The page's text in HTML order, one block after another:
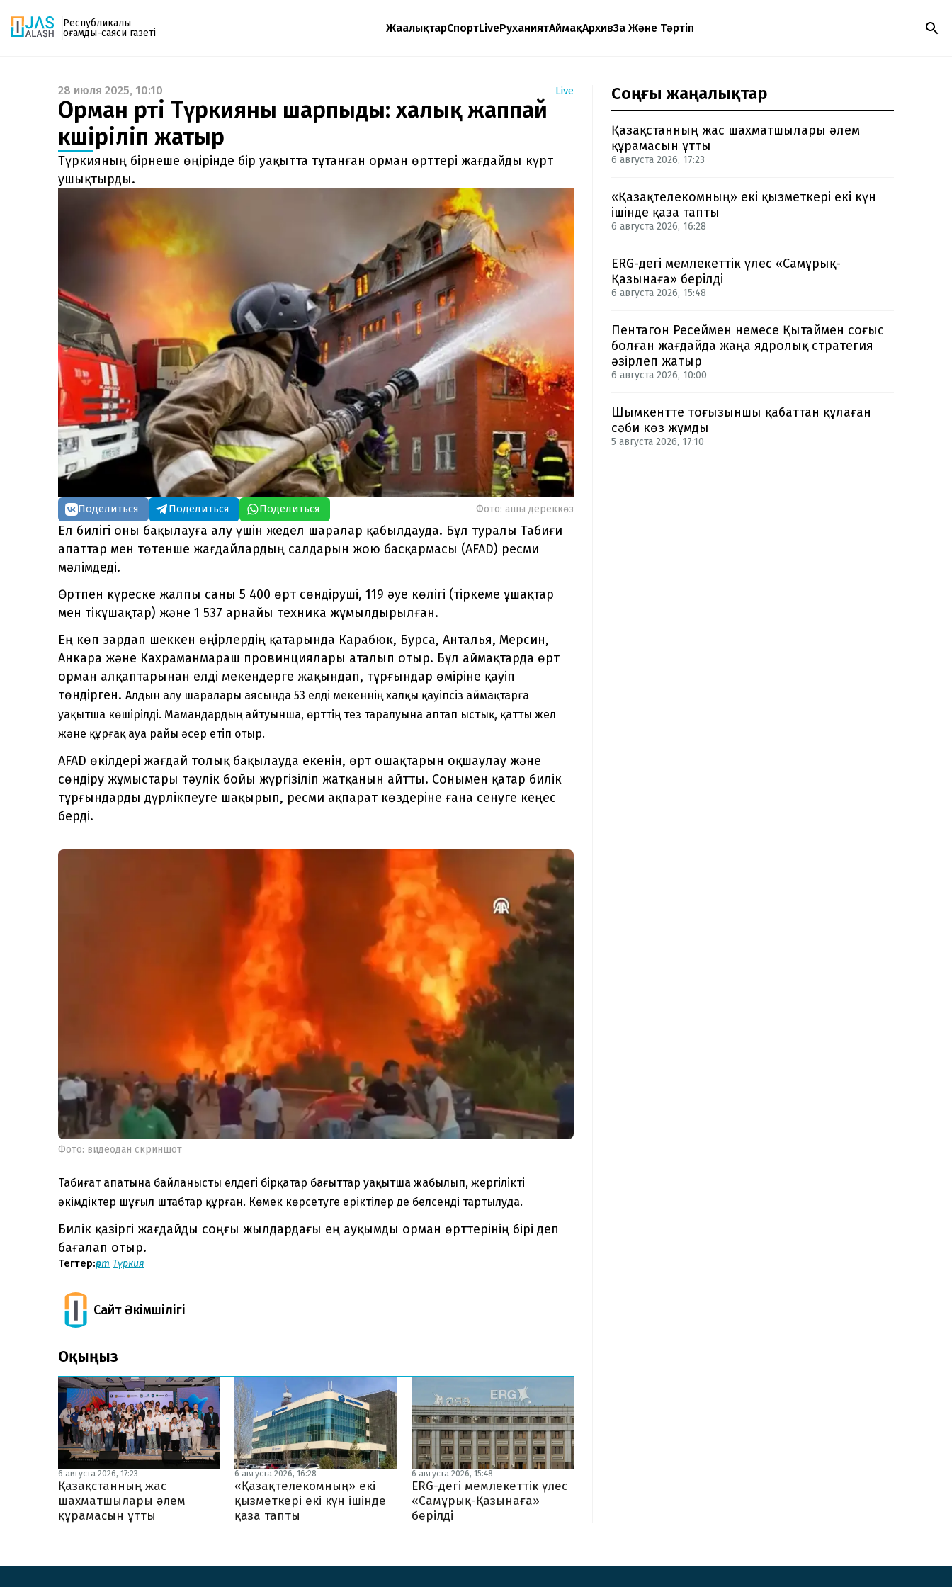
Республикалық
қоғамдық-саяси газеті
ЖаңалықтарСпортLiveРуханиятАймақАрхивЗаң Және Тәртіп
Газетке жазылу
PDF форматтағы газетті ай сайын электронды
поштаңызға алып отырыңыз. Жаңа нөмір
шыққан сәтте сізге бірден жіберіледі. Тек email
енгізіңіз, біз қалғанын өзіміз жібереміз.
28 июля 2025, 10:10 Live
Орман өрті Түркияны шарпыды: халық жаппай
көшіріліп жатыр
Түркияның бірнеше өңірінде бір уақытта тұтанған орман өрттері жағдайды күрт
ушықтырды.
Поделиться Поделиться Поделиться Фото: ашық дереккөз
Ел билігі оны бақылауға алу үшін жедел шаралар қабылдауда. Бұл туралы Табиғи
апаттар мен төтенше жағдайлардың салдарын жою басқармасы (AFAD) ресми
мәлімдеді.
Өртпен күреске жалпы саны 5 400 өрт сөндіруші, 119 әуе көлігі (тіркеме ұшақтар
мен тікұшақтар) және 1 537 арнайы техника жұмылдырылған.
Ең көп зардап шеккен өңірлердің қатарында Карабюк, Бурса, Анталья, Мерсин,
Анкара және Кахраманмараш провинциялары аталып отыр. Бұл аймақтарда өрт
орман алқаптарынан елді мекендерге жақындап, тұрғындар өміріне қауіп
төндірген. Алдын алу шаралары аясында 53 елді мекеннің халқы қауіпсіз аймақтарға
уақытша көшірілді. Мамандардың айтуынша, өрттің тез таралуына аптап ыстық, қатты жел
және құрғақ ауа райы әсер етіп отыр.
AFAD өкілдері жағдай толық бақылауда екенін, өрт ошақтарын оқшаулау және
сөндіру жұмыстары тәулік бойы жүргізіліп жатқанын айтты. Сонымен қатар билік
тұрғындарды дүрлікпеуге шақырып, ресми ақпарат көздеріне ғана сенуге кеңес
берді.
Фото: видеодан скриншот
Табиғат апатына байланысты елдегі бірқатар бағыттар уақытша жабылып, жергілікті
әкімдіктер шұғыл штабтар құрған. Көмек көрсетуге еріктілер де белсенді тартылуда.
Билік қазіргі жағдайды соңғы жылдардағы ең ауқымды орман өрттерінің бірі деп
бағалап отыр.
Тегтер:өрт Түркия
Сайт Әкімшілігі
Оқыңыз
6 августа 2026, 17:23
Қазақстанның жас
шахматшылары әлем
құрамасын ұтты
6 августа 2026, 16:28
«Қазақтелекомның» екі
қызметкері екі күн ішінде
қаза тапты
6 августа 2026, 15:48
ERG-дегі мемлекеттік үлес
«Самұрық-Қазынаға»
берілді
Соңғы жаңалықтар
Қазақстанның жас шахматшылары әлем
құрамасын ұтты
6 августа 2026, 17:23
«Қазақтелекомның» екі қызметкері екі күн
ішінде қаза тапты
6 августа 2026, 16:28
ERG-дегі мемлекеттік үлес «Самұрық-
Қазынаға» берілді
6 августа 2026, 15:48
Пентагон Ресеймен немесе Қытаймен соғыс
болған жағдайда жаңа ядролық стратегия
әзірлеп жатыр
6 августа 2026, 10:00
Шымкентте тоғызыншы қабаттан құлаған
сәби көз жұмды
5 августа 2026, 17:10